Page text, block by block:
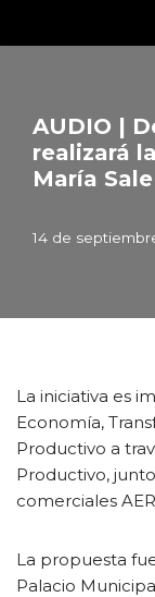
AUDIO |
realizará
María Sale
14 de
La iniciativa es
Economía,
Productivo a
Productivo,
comerciales
La propuesta
Palacio